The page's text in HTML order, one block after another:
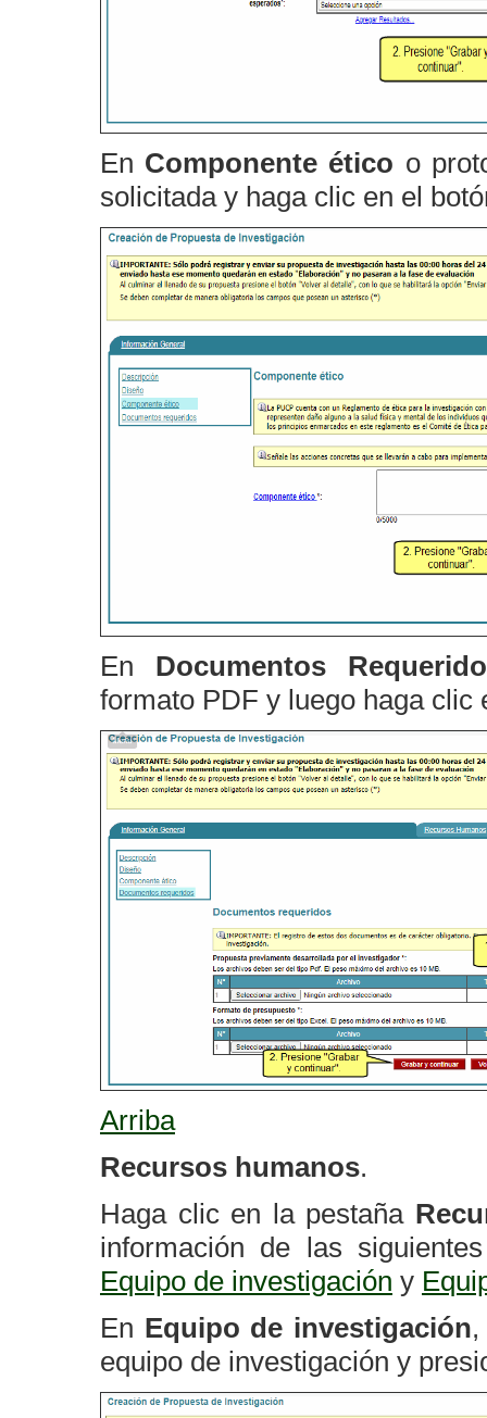
En Componente ético o
solicitada y haga clic en el
En Documentos
formato PDF y luego haga clic
Arriba
Recursos humanos.
Haga clic en la pestaña
información de las
Equipo de investigación y
En Equipo de investigación
equipo de investigación y